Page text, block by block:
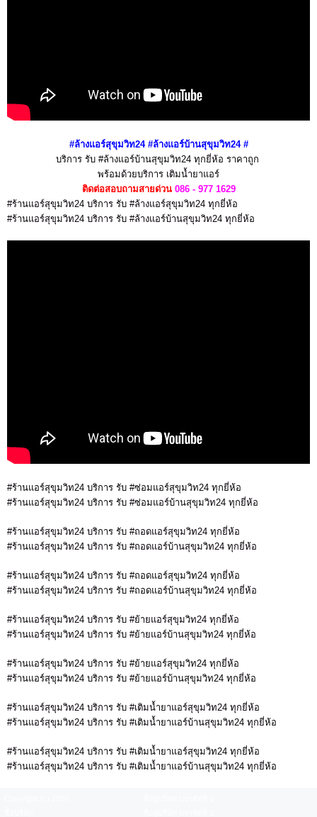
#ล้างแอร์สุขุมวิท24 #ล้างแอร์บ้านสุขุมวิท24#
บริการ รับ #ล้างแอร์บ้านสุขุมวิท24 ทุกยี่ห้อ ราคาถูก
พร้อมด้วยบริการ เติมน้ำยาแอร์
ติดต่อสอบถามสายด่วน086 - 977 1629
#ร้านแอร์สุขุมวิท24 บริการ รับ #ล้างแอร์สุขุมวิท24 ทุกยี่ห้อ
#ร้านแอร์สุขุมวิท24 บริการ รับ #ล้างแอร์บ้านสุขุมวิท24 ทุกยี่ห้อ
#ร้านแอร์สุขุมวิท24 บริการ รับ #ซ่อมแอร์สุขุมวิท24 ทุกยี่ห้อ
#ร้านแอร์สุขุมวิท24 บริการ รับ #ซ่อมแอร์บ้านสุขุมวิท24 ทุกยี่ห้อ
#ร้านแอร์สุขุมวิท24 บริการ รับ #ถอดแอร์สุขุมวิท24 ทุกยี่ห้อ
#ร้านแอร์สุขุมวิท24 บริการ รับ #ถอดแอร์บ้านสุขุมวิท24 ทุกยี่ห้อ
#ร้านแอร์สุขุมวิท24 บริการ รับ #ถอดแอร์สุขุมวิท24 ทุกยี่ห้อ
#ร้านแอร์สุขุมวิท24 บริการ รับ #ถอดแอร์บ้านสุขุมวิท24 ทุกยี่ห้อ
#ร้านแอร์สุขุมวิท24 บริการ รับ #ย้ายแอร์สุขุมวิท24 ทุกยี่ห้อ
#ร้านแอร์สุขุมวิท24 บริการ รับ #ย้ายแอร์บ้านสุขุมวิท24 ทุกยี่ห้อ
#ร้านแอร์สุขุมวิท24 บริการ รับ #ย้ายแอร์สุขุมวิท24 ทุกยี่ห้อ
#ร้านแอร์สุขุมวิท24 บริการ รับ #ย้ายแอร์บ้านสุขุมวิท24 ทุกยี่ห้อ
#ร้านแอร์สุขุมวิท24 บริการ รับ #เติมน้ำยาแอร์สุขุมวิท24 ทุกยี่ห้อ
#ร้านแอร์สุขุมวิท24 บริการ รับ #เติมน้ำยาแอร์บ้านสุขุมวิท24 ทุกยี่ห้อ
#ร้านแอร์สุขุมวิท24 บริการ รับ #เติมน้ำยาแอร์สุขุมวิท24 ทุกยี่ห้อ
#ร้านแอร์สุขุมวิท24 บริการ รับ #เติมน้ำยาแอร์บ้านสุขุมวิท24 ทุกยี่ห้อ